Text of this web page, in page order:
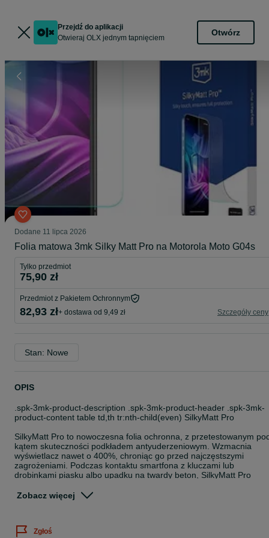
Przejdź do aplikacji
Otwieraj OLX jednym tapnięciem
Otwórz
Dodane 11 lipca 2026
Folia matowa 3mk Silky Matt Pro na Motorola Moto G04s
Tylko przedmiot
75,90 zł
Przedmiot z Pakietem Ochronnym
82,93 zł+ dostawa od 9,49 zł Szczegóły ceny
Stan: Nowe
OPIS
.spk-3mk-product-description .spk-3mk-product-header .spk-3mk-
product-content table td,th tr:nth-child(even) SilkyMatt Pro
SilkyMatt Pro to nowoczesna folia ochronna, z przetestowanym
kątem skuteczności podkładem antyuderzeniowym. Wzmacnia
wyświetlacz nawet o 400%, chroniąc go przed najczęstszymi
zagrożeniami. Podczas kontaktu smartfona z kluczami lub
drobinkami piasku albo upadku na twardy beton, SilkyMatt Pro
komórki w każdym otoczeniu i przenoś ją jak lubisz!
Jaka powinna być idealna folia ochronna? Bezlitosna dla zagrożeń
Zobacz więcej
Zgłoś